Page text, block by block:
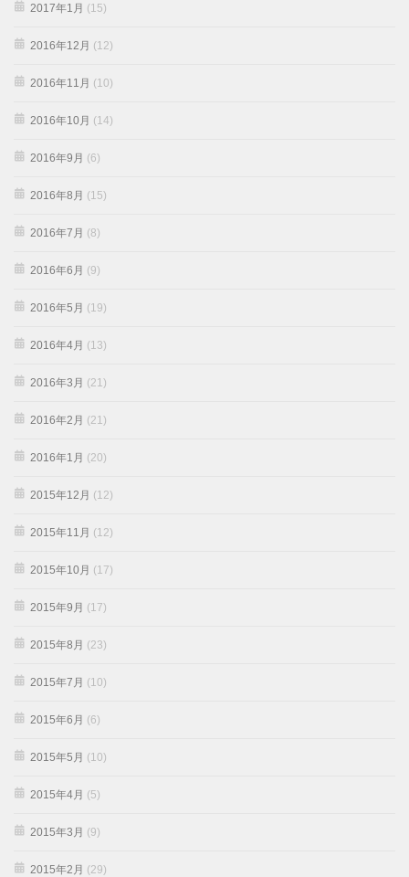
2017年1月 (15)
2016年12月 (12)
2016年11月 (10)
2016年10月 (14)
2016年9月 (6)
2016年8月 (15)
2016年7月 (8)
2016年6月 (9)
2016年5月 (19)
2016年4月 (13)
2016年3月 (21)
2016年2月 (21)
2016年1月 (20)
2015年12月 (12)
2015年11月 (12)
2015年10月 (17)
2015年9月 (17)
2015年8月 (23)
2015年7月 (10)
2015年6月 (6)
2015年5月 (10)
2015年4月 (5)
2015年3月 (9)
2015年2月 (29)